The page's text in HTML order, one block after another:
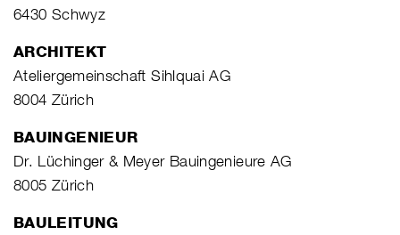
6430 Schwyz
ARCHITEKT
Ateliergemeinschaft Sihlquai AG
8004 Zürich
BAUINGENIEUR
Dr. Lüchinger & Meyer Bauingenieure AG
8005 Zürich
BAULEITUNG